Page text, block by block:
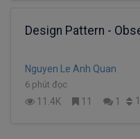
Design Pattern -
Nguyen Le Anh Quan
6 phút đọc
11.4K 11 1